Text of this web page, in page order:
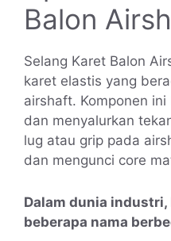
Balon
Selang Karet Balon
karet elastis yang
airshaft. Komponen
dan menyalurkan
lug atau grip pada
dan mengunci core
Dalam dunia
beberapa nama